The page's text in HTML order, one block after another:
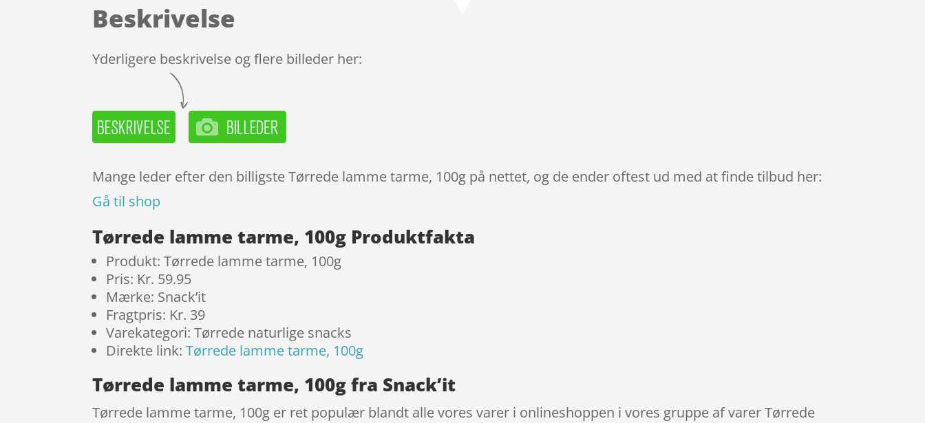
Beskrivelse
Yderligere beskrivelse og flere billeder her:
Mange leder efter den billigste Tørrede lamme tarme, 100g på nettet, og de ender oftest ud med at finde tilbud her:
Gå til shop
Tørrede lamme tarme, 100g Produktfakta
Produkt: Tørrede lamme tarme, 100g
Pris: Kr. 59.95
Mærke: Snack’it
Fragtpris: Kr. 39
Varekategori: Tørrede naturlige snacks
Direkte link:Tørrede lamme tarme, 100g
Tørrede lamme tarme, 100g fra Snack’it
Tørrede lamme tarme, 100g er ret populær blandt alle vores varer i onlineshoppen i vores gruppe af varer Tørrede